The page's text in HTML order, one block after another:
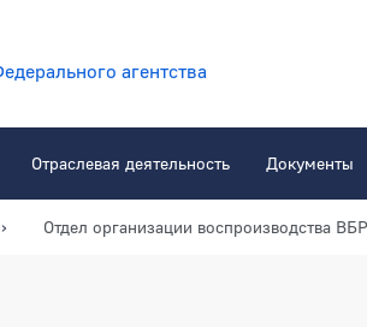
агентства
Отраслевая деятельность Документы
Отдел организации воспроизводства